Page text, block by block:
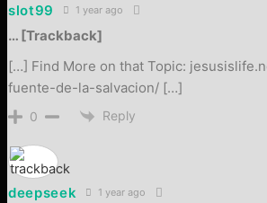
slot99 1 year ago
… [Trackback]
[…] Find More on that Topic:
fuente-de-la-salvacion/ […]
0 Reply
deepseek 1 year ago